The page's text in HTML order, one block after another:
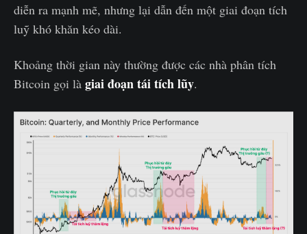
diễn ra mạnh mẽ, nhưng lại dẫn đến một giai đoạn tích
luỹ khó khăn kéo dài.
Khoảng thời gian này thường được các nhà phân tích
Bitcoin gọi là giai đoạn tái tích lũy.